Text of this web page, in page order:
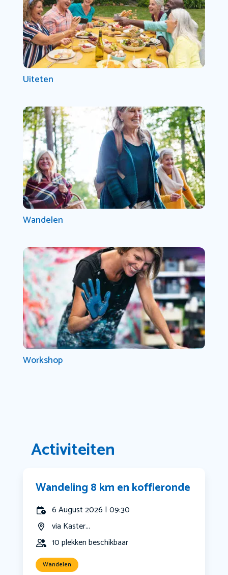
Uiteten
Wandelen
Workshop
Activiteiten
Wandeling 8 km en koffieronde
6 August 2026 | 09:30
via Kaster...
10 plekken beschikbaar
Wandelen